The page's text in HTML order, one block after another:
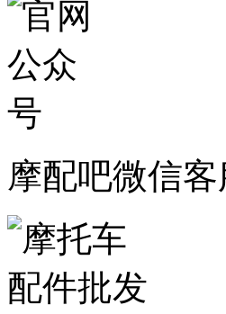
摩配吧微信客